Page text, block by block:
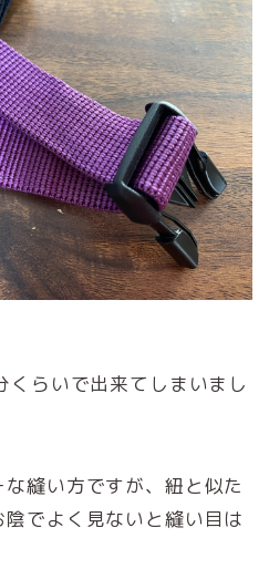
らいで出来てしまいまし
縫い方ですが、紐と似た
でよく見ないと縫い目は